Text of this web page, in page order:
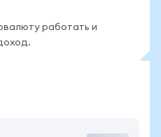
работать и